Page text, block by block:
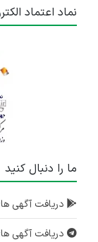
نماد اعتماد
ما را دنبال کنید
دریافت آگهی
دریافت آگهی